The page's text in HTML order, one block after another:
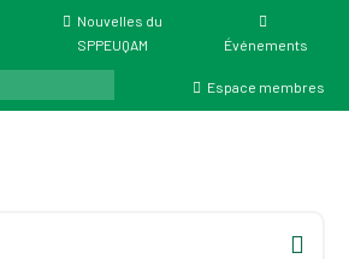
Nouvelles du
SPPEUQAM
Événements
Espace membres